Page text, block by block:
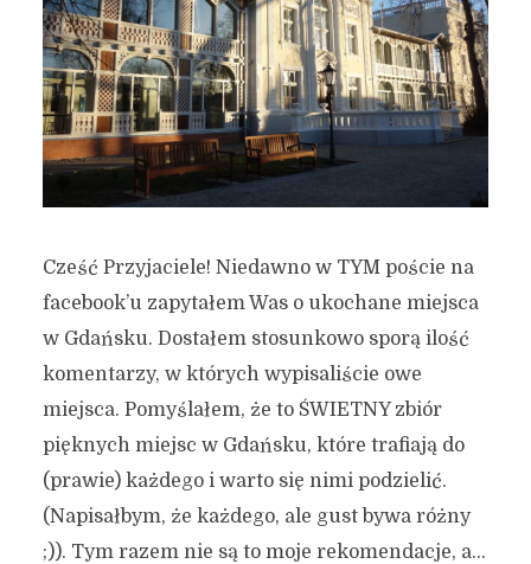
Cześć Przyjaciele! Niedawno w TYM poście na
facebook’u zapytałem Was o ukochane miejsca
w Gdańsku. Dostałem stosunkowo sporą ilość
komentarzy, w których wypisaliście owe
miejsca. Pomyślałem, że to ŚWIETNY zbiór
pięknych miejsc w Gdańsku, które trafiają do
(prawie) każdego i warto się nimi podzielić.
(Napisałbym, że każdego, ale gust bywa różny
;)). Tym razem nie są to moje rekomendacje, a...